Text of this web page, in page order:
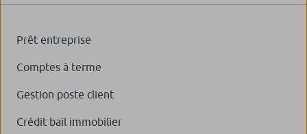
Prêt entreprise
Comptes à terme
Gestion poste client
Crédit bail immobilier